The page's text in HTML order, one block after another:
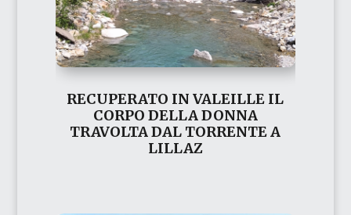
RECUPERATO IN VALEILLE IL
CORPO DELLA DONNA
TRAVOLTA DAL TORRENTE A
LILLAZ